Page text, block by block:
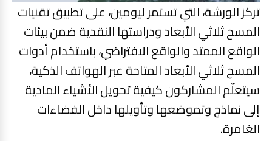
‎تركز الورشة، التي تستمر ليومين، على تطبيق تقنيات
المسح ثلاثي الأبعاد ودراستها النقدية ضمن بيئات
الواقع الممتد والواقع الافتراضي، باستخدام أدوات
المسح ثلاثي الأبعاد المتاحة عبر الهواتف الذكية،
سيتعلّم المشاركون كيفية تحويل الأشياء المادية
إلى نماذج وتموضعها وتأويلها داخل الفضاءات
الغامرة.